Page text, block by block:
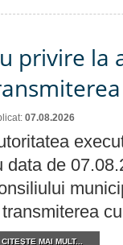
privire la
07.08.2026
data de
CITEŞTE MAI MULT...